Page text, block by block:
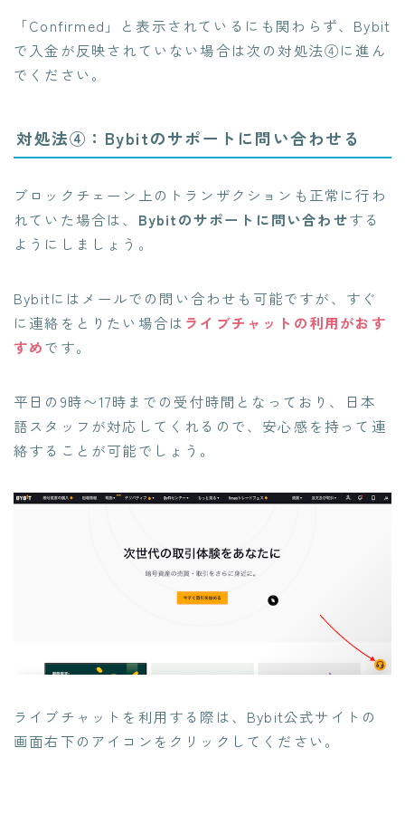
「Confirmed 」と表示されているにも関わらず、Bybit
で入金が反映されていない場合は次の対処法④に進ん
でください。
対処法④：Bybitのサポートに問い合わせる
ブロックチェーン上のトランザクションも正常に行わ
れていた場合は、 Bybitのサポートに問い合わせする
ようにしましょう。
Bybitにはメールでの問い合わせも可能ですが、すぐ
に連絡をとりたい場合は ライブチャットの利用がおす
すめです。
平日の9時〜17時までの受付時間となっており、日本
語スタッフが対応してくれるので、安心感を持って連
絡することが可能でしょう。
ライブチャットを利用する際は、Bybit公式サイトの
画面右下のアイコンをクリックしてください。